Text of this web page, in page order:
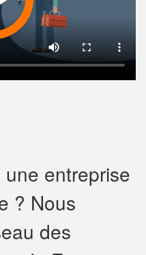
entreprise
? Nous
des